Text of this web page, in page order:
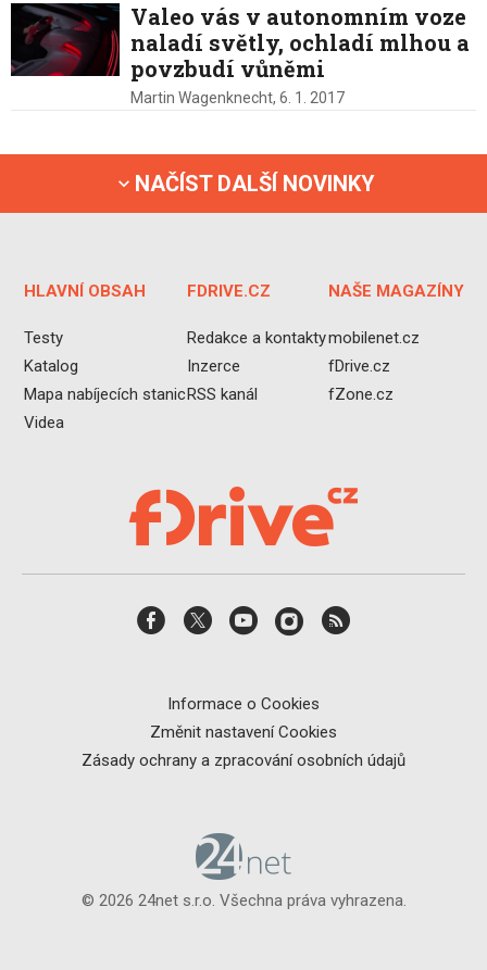
Valeo vás v autonomním voze
naladí světly, ochladí mlhou a
povzbudí vůněmi
Martin Wagenknecht, 6. 1. 2017
NAČÍST DALŠÍ NOVINKY
HLAVNÍ OBSAH
Testy
Katalog
Mapa nabíjecích stanic
Videa
FDRIVE.CZ
Redakce a kontakty
Inzerce
RSS kanál
NAŠE MAGAZÍNY
mobilenet.cz
fDrive.cz
fZone.cz
Informace o Cookies
Změnit nastavení Cookies
Zásady ochrany a zpracování osobních údajů
© 2026 24net s.r.o. Všechna práva vyhrazena.